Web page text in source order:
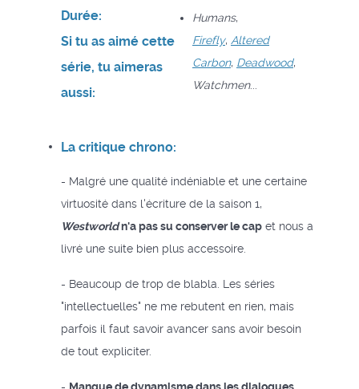
Durée:
Si tu as aimé cette
série, tu aimeras
aussi:
Humans,
Firefly, Altered
Carbon, Deadwood,
Watchmen...
La critique chrono:
- Malgré une qualité indéniable et une certaine
virtuosité dans l'écriture de la saison 1,
Westworldn'a pas su conserver le capet nous a
livré une suite bien plus accessoire.
- Beaucoup de trop de blabla. Les séries
"intellectuelles" ne me rebutent en rien, mais
parfois il faut savoir avancer sans avoir besoin
de tout expliciter.